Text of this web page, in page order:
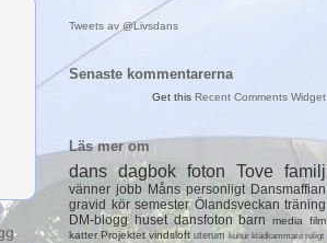
Tweets av @Livsdans
Senaste kommentarerna
Get this Recent Comments Widget
Läs mer om
dans dagbok foton Tove familj
vänner jobb Måns personligt Dansmaffian
gravid
kör semester Ölandsveckan träning
DM-blogg huset dansfoton barn media film
katter Projektet vindsloft uterum kultur klädkammare roligt